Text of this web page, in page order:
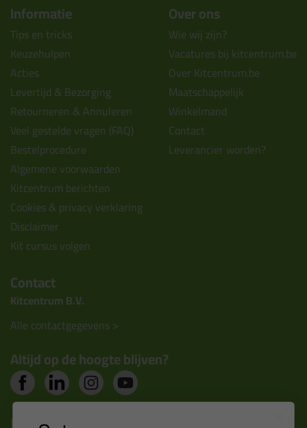
Informatie
Tips en tricks
Keuzehulpen
Acties
Levertijd & Bezorging
Retourneren & Annuleren
Veel gestelde vragen (FAQ)
Bestelprocedure
Algemene voorwaarden
Kitcentrum berichten
Cookies & privacy verklaring
Disclaimer
Kit cursus volgen
Over ons
Wie wij zijn?
Vacatures bij kitcentrum.be
Over Kitcentrum.be
Maatschappelijk
Winkelmand
Contact
Leverancier worden?
Contact
Kitcentrum B.V.
Alle contactgegevens >
Altijd op de hoogte blijven?
Nieuws, tips en exclusieve deals rechtstreeks in je